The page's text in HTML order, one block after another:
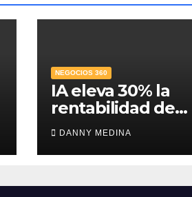
NEGOCIOS 360
IA eleva 30% la
rentabilidad de
agencias de
publicidad y pone
en jaque el cobro
DANNY MEDINA